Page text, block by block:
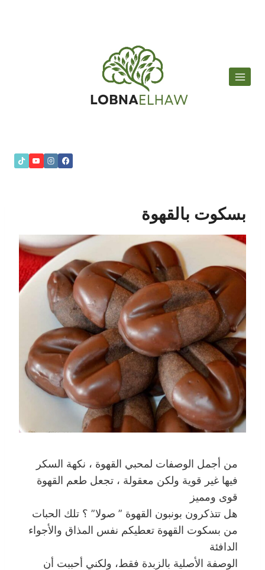
بسكوت بالقهوة
من أجمل الوصفات لمحبي القهوة ، نكهة السكر
فيها غير قوية ولكن معقولة ، تجعل طعم القهوة
قوى ومميز
هل تتذكرون بونبون القهوة ” صولا” ؟ تلك الحبات
من بسكوت القهوة تعطيكم نفس المذاق والأجواء
الدافئة
الوصفة الأصلية بالزبدة فقط، ولكني أحببت أن